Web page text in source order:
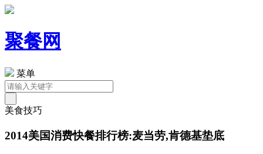
聚餐网
菜单
美食技巧
2014美国消费快餐排行榜:麦当劳,肯德基垫底